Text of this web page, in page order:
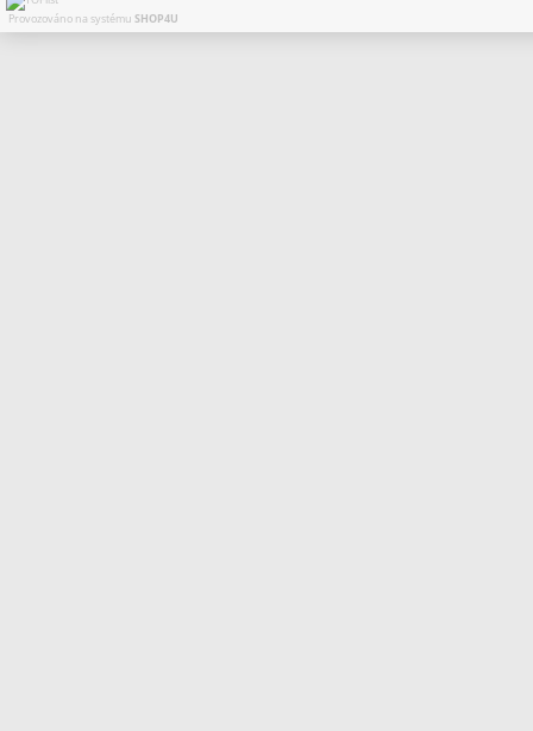
Provozováno na systému SHOP4U